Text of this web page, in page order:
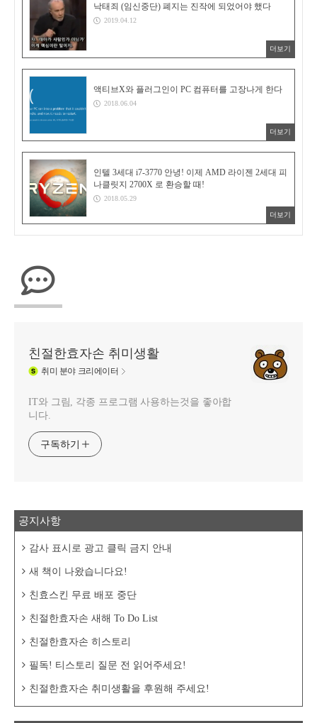
낙태죄 (임신중단) 폐지는 진작에 되었어야 했다
2019.04.12
더보기
액티브X와 플러그인이 PC 컴퓨터를 고장나게 한다
2018.06.04
더보기
인텔 3세대 i7-3770 안녕! 이제 AMD 라이젠 2세대 피
나클릿지 2700X 로 환승할 때!
2018.05.29
더보기
친절한효자손 취미생활
취미 분야 크리에이터
IT와 그림, 각종 프로그램 사용하는것을 좋아합
니다.
구독하기
공지사항
감사 표시로 광고 클릭 금지 안내
새 책이 나왔습니다요!
친효스킨 무료 배포 중단
친절한효자손 새해 To Do List
친절한효자손 히스토리
필독! 티스토리 질문 전 읽어주세요!
친절한효자손 취미생활을 후원해 주세요!